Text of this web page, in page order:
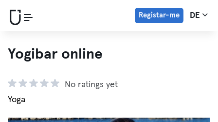
Registar-me DE
Yogibar online
No ratings yet
Yoga